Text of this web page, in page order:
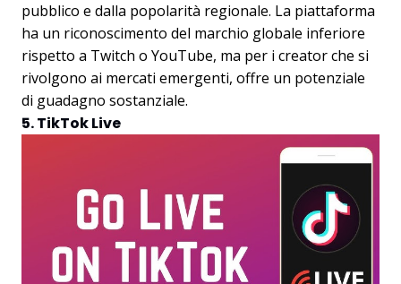
pubblico e dalla popolarità regionale. La piattaforma
ha un riconoscimento del marchio globale inferiore
rispetto a Twitch o YouTube, ma per i creator che si
rivolgono ai mercati emergenti, offre un potenziale
di guadagno sostanziale.
5. TikTok Live